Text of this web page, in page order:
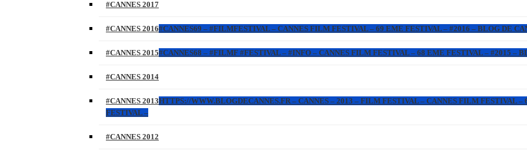
#CANNES 2017
#CANNES 2016#CANNES69 – #FILMFESTIVAL – CANNES FILM FESTIVAL – 69 EME FESTIVAL – #2016 – BLOG DE
#CANNES 2015#CANNES68 – #FILMF #FESTIVAL – #INFO – CANNES FILM FESTIVAL – 68 EME FESTIVAL – #2015 –
#CANNES 2014
#CANNES 2013HTTPS://WWW.BLOGDECANNES.FR – CANNES – 2013 – FILM FESTIVAL – CANNES FILM FESTIVAL
FESTIVAL –
#CANNES 2012